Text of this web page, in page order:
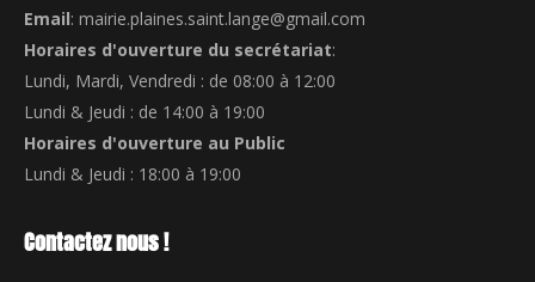
Email: mairie.plaines.saint.lange@gmail.com
Horaires d'ouverture du secrétariat:
Lundi, Mardi, Vendredi : de 08:00 à 12:00
Lundi & Jeudi : de 14:00 à 19:00
Horaires d'ouverture au Public
Lundi & Jeudi : 18:00 à 19:00
Contactez nous !